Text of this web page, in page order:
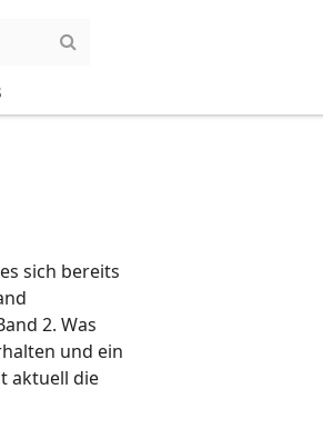
sich bereits
2. Was
und ein
aktuell die